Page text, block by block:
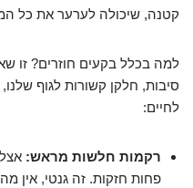
קטנה, שיכולה לערער את כל
למה בכלל בקעים חוזרים? זו
סיבות, חלקן קשורות לגוף
לחיים:
רקמות חלשות מראש:
פחות חזקות. זה גנטי, אין